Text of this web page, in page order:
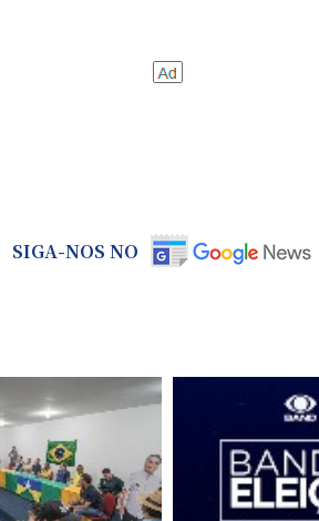
SIGA-NOS NO